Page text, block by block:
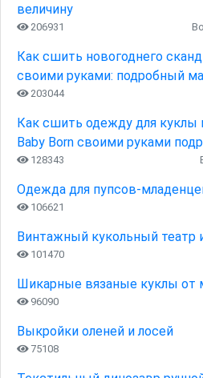
величину
206931
Как сшить новогоднего
своими руками: подробный
203044
Как сшить одежду для куклы
Baby Born своими руками
128343
Одежда для пупсов-
106621
Винтажный кукольный театр
101470
Шикарные вязаные куклы от
96090
Выкройки оленей и лосей
75108